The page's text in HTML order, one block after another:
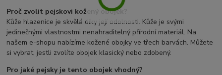
Proč zvolit pejskovi kožený obojek?
Kůže hlazenice je skvělá díky její odolnosti. Kůže je svými
jedinečnými vlastnostmi nenahraditelný přírodní materiál. Na
našem e-shopu nabízíme kožené obojky ve třech barvách. Můžete
si vybrat, jestli zvolíte obojek klasický nebo zdobený.
Pro jaké pejsky je tento obojek vhodný?